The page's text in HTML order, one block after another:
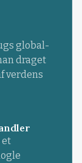
global-
draget
verdens
et